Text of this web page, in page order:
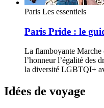
Paris Les essentiels
Paris Pride : le
La flamboyante Marche
l’honneur l’égalité des
la diversité LGBTQI+
Idées de voyage